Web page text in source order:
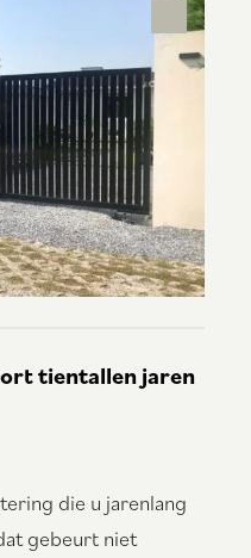
tientallen jaren
die u jarenlang
gebeurt niet